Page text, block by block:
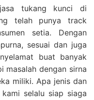
tukang kunci di
telah punya track
setia. Dengan
sesuai dan juga
buat banyak
masalah dengan sirna
miliki. Apa jenis dan
selalu siap siaga